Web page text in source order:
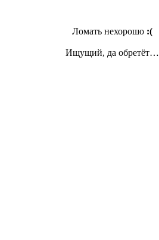
Ломать нехорошо :(
Ищущий, да обретёт…